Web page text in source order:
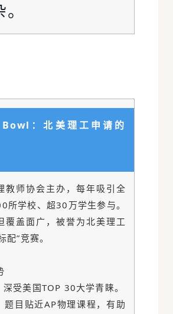
：北美理工申请的
教师协会主办，每年吸引全
所学校、超30万学生参与。
覆盖面广，被誉为北美理工
配”竞赛。
受美国TOP 30大学青睐。
题目贴近AP物理课程，有助